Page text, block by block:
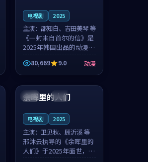
电视剧 2025
主演： 邵知白、吉田美琴 等
《一封来自首尔的信》是
2025年韩国出品的动漫新
作，主创团队希望用高考
往事的故事让观众停下来
想一想。邵知白领衔，吉
田美琴担任重要角色，谢
承南的叙...
80,669 9.0 动漫
泰国 完结
99:56
余晖里的人们
电视剧 2025
主演： 卫见秋、顾沂溪 等
邢沐云执导的《余晖里的
人们》于2025年面世，泰